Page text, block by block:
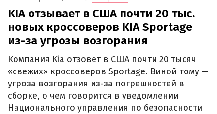
KIA отзывает в США почти 20 тыс.
новых кроссоверов KIA Sportage
из-за угрозы возгорания
Компания Kia отзовет в США почти 20 тысяч
«свежих» кроссоверов Sportage. Виной тому —
угроза возгорания из-за погрешностей в
сборке, о чем говорится в уведомлении
Национального управления по безопасности